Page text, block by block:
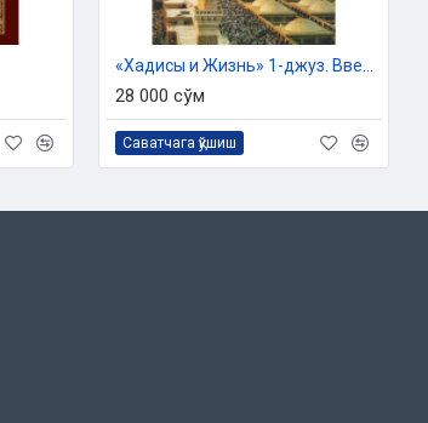
28 000 сўм
Саватчага қўшиш